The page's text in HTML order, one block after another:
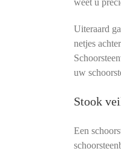
Uiteraard
netjes
uw
Stook
Een